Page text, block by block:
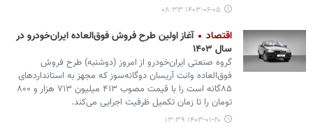
۱۴۰۳-۰۶-۰۵ ۰۸:۳۳
اقتصاد
آغاز اولین طرح فروش فوق‌العاده ایران‌خودرو در
سال ۱۴۰۳
گروه صنعتی ایران‌خودرو از امروز (دوشنبه) طرح فروش
فوق‌العاده وانت آریسان دوگانه‌سوز که مجهز به استانداردهای
۸۵گانه است را با قیمت مصوب ۴۱۳ میلیون ۷۱۳ هزار و ۸۰۰
تومان را تا زمان تکمیل ظرفیت اجرایی می‌کند.
۱۴۰۳-۰۱-۲۰ ۱۳:۳۹